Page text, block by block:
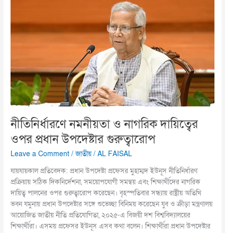
নীতিনির্ধারণে নমনীয়তা ও নাগরিক দায়িত্বের
ওপর প্রধান উপদেষ্টার গুরুত্বারোপ
Leave a Comment /জাতীয়/AL FAISAL
যায়যায়কাল প্রতিবেদক: প্রধান উপদেষ্টা প্রফেসর মুহাম্মদ ইউনূস নীতিনির্ধারণ
প্রক্রিয়ায় সঠিক দিকনির্দেশনা, সময়োপযোগী সমন্বয় এবং শিক্ষার্থীদের নাগরিক
দায়িত্ব পালনের ওপর গুরুত্বারোপ করেছেন। বৃহস্পতিবার সন্ধ্যায় রাষ্ট্রীয় অতিথি
ভবন যমুনায় প্রধান উপদেষ্টার সঙ্গে শুভেচ্ছা বিনিময় করেছেন যুব ও ক্রীড়া মন্ত্রণালয়
আয়োজিত জাতীয় নীতি প্রতিযোগিতা, ২০২৫-এ বিজয়ী দশ বিশ্ববিদ্যালয়ের
শিক্ষার্থীরা। এসময় প্রফেসর ইউনূস এসব কথা বলেন। শিক্ষার্থীরা প্রধান উপদেষ্টার
নাগরিক
দায়িত্বের
উপদেষ্টার
গুরুত্বারোপ